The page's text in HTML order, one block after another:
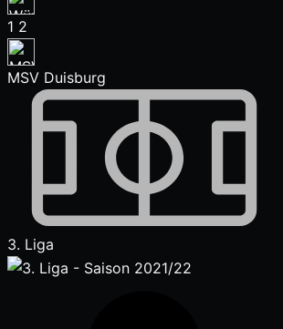
1 2
MSV Duisburg
3. Liga